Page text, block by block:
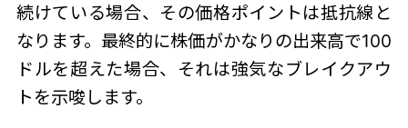
続けている場合、その価格ポイントは抵抗線と
なります。最終的に株価がかなりの出来高で100
ドルを超えた場合、それは強気なブレイクアウ
トを示唆します。